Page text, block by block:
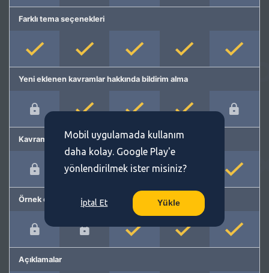
Farklı tema seçenekleri
Yeni eklenen kavramlar hakkında bildirim alma
Kavram önerme
Örnek cümleler
Açıklamalar
Mobil uygulamada kullanım
daha kolay. Google Play'e
yönlendirilmek ister misiniz?
İptal Et Yükle